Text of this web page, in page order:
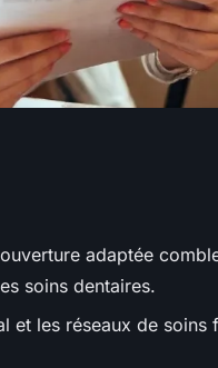
adaptée
soins dentaires.
et les réseaux de soins